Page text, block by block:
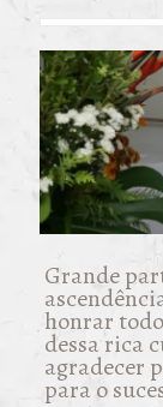
Grande
honrar
dessa rica
agradecer
para o